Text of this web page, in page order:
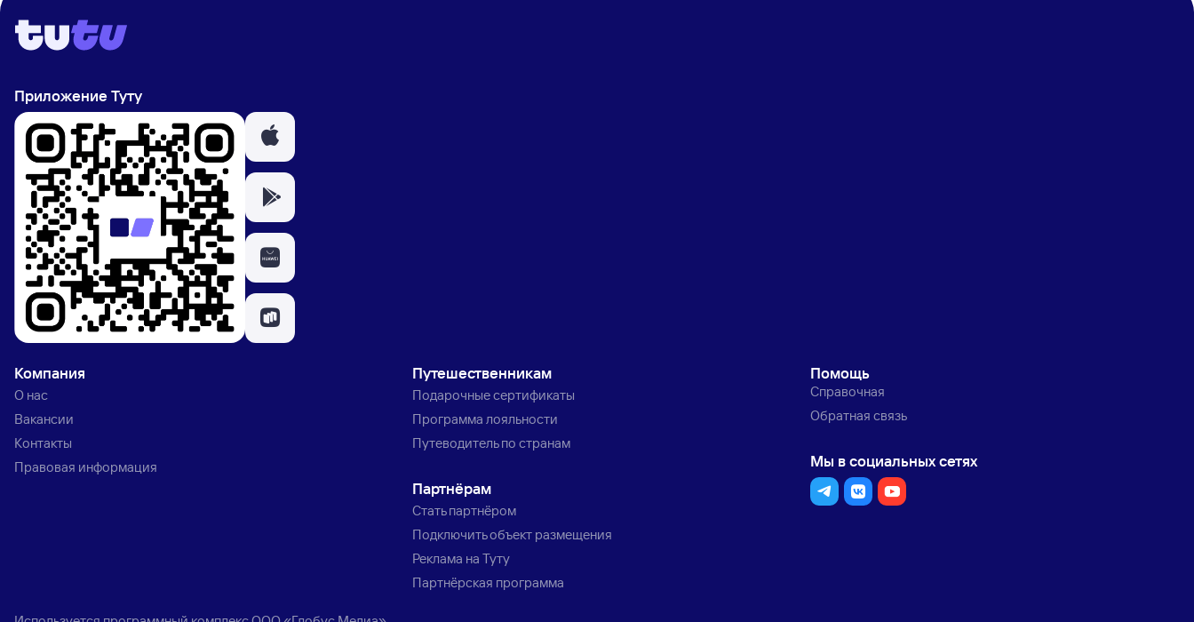
Приложение Туту
Компания
О нас
Вакансии
Контакты
Правовая информация
Путешественникам
Подарочные сертификаты
Программа лояльности
Путеводитель по странам
Партнёрам
Стать партнёром
Подключить объект размещения
Реклама на Туту
Партнёрская программа
Помощь
Справочная
Обратная связь
Мы в социальных сетях